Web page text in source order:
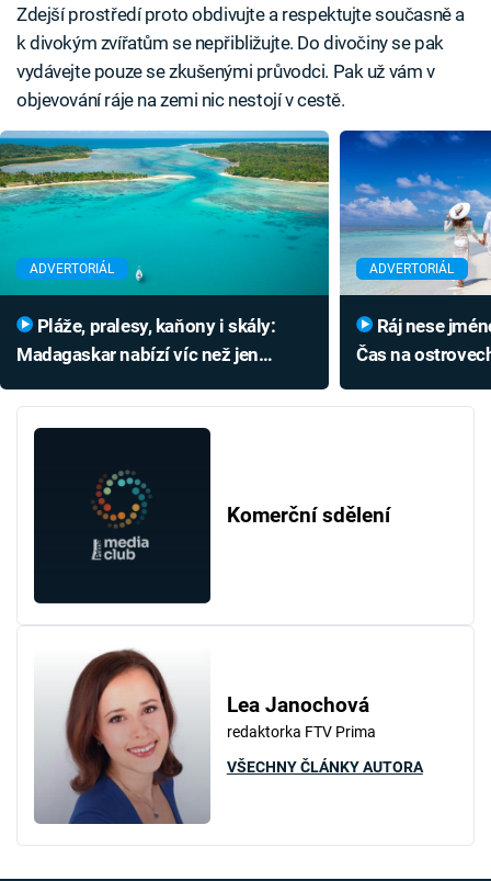
Zdejší prostředí proto obdivujte a respektujte současně a
k divokým zvířatům se nepřibližujte. Do divočiny se pak
vydávejte pouze se zkušenými průvodci. Pak už vám v
objevování ráje na zemi nic nestojí v cestě.
ADVERTORIÁL
Madagaskar nabízí víc než jen
ADVERTORIÁL
Čas na
Komerční sdělení
Lea Janochová
redaktorka FTV Prima
VŠECHNY ČLÁNKY AUTORA